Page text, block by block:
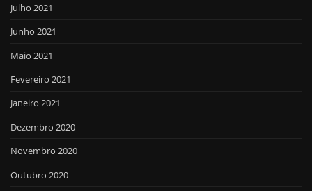
Julho 2021
Junho 2021
Maio 2021
Fevereiro 2021
Janeiro 2021
Dezembro 2020
Novembro 2020
Outubro 2020